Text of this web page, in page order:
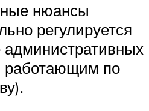
нюансы
регулируется
административных
работающим по